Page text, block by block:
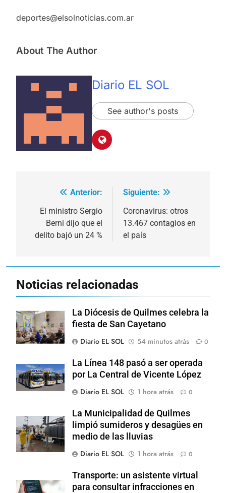
deportes@elsolnoticias.com.ar
About The Author
Diario EL SOL
See author's posts
Navegación
entradas
Anterior:
El ministro Sergio
Berni dijo que el
delito bajó un 24 %
Siguiente:
Coronavirus: otros
13.467 contagios en
el país
Noticias relacionadas
La Diócesis de Quilmes celebra la
fiesta de San Cayetano
Diario EL SOL
54 minutos atrás 0
La Línea 148 pasó a ser operada
por La Central de Vicente López
Diario EL SOL
1 hora atrás 0
La Municipalidad de Quilmes
limpió sumideros y desagües en
medio de las lluvias
Diario EL SOL
1 hora atrás 0
Transporte: un asistente virtual
para consultar infracciones en